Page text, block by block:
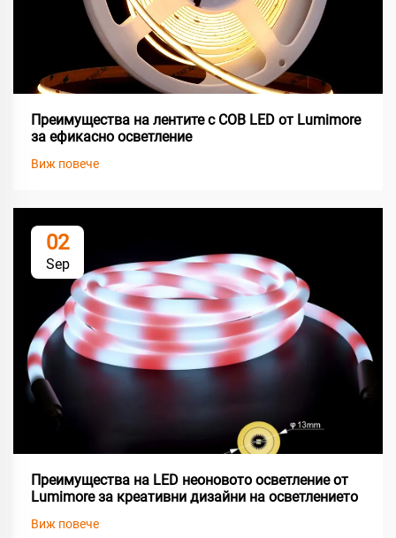
Преимущества на лентите с COB LED от Lumimore
за ефикасно осветление
Виж повече
02
Sep
Преимущества на LED неоновото осветление от
Lumimore за креативни дизайни на осветлението
Виж повече